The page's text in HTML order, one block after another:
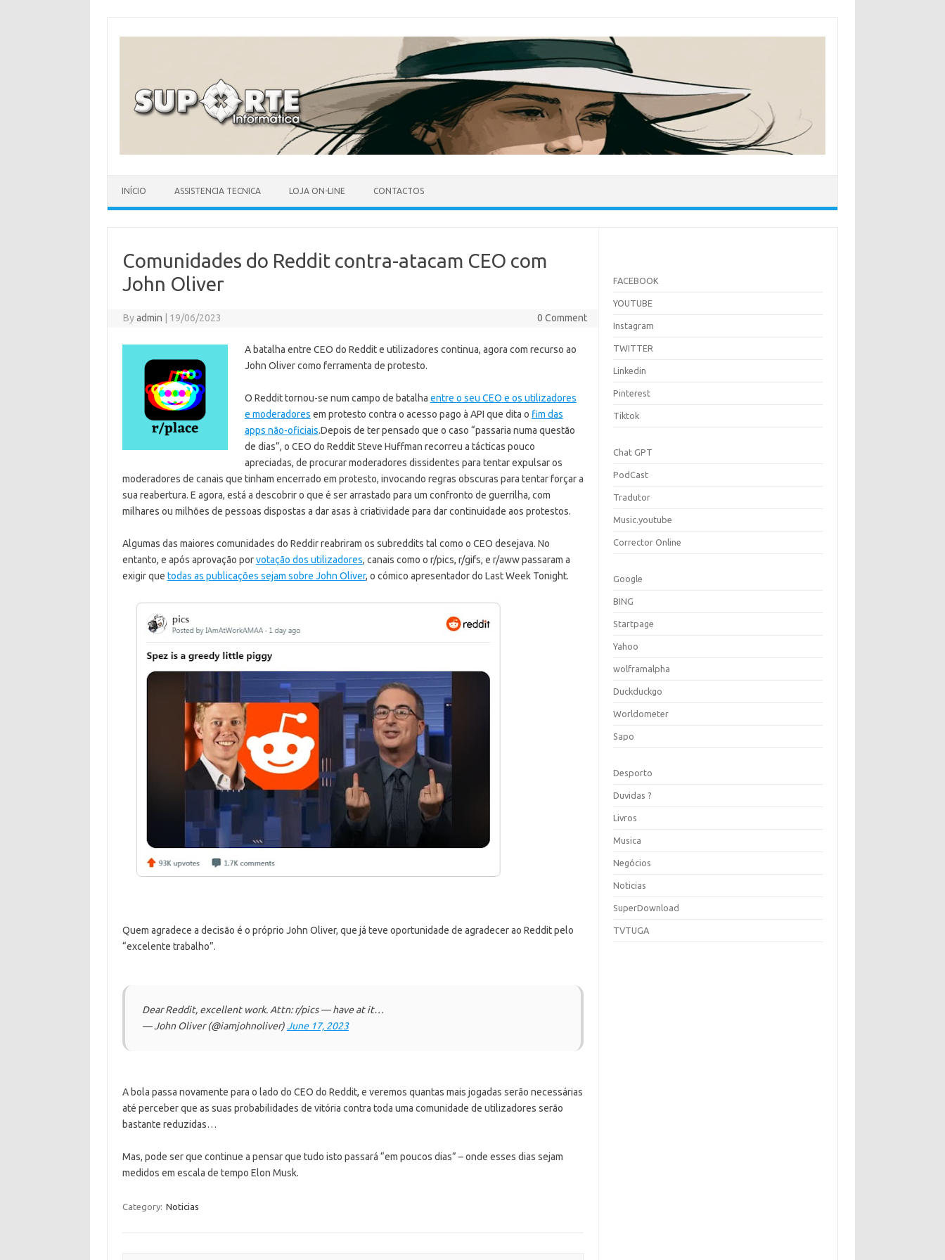
INÍCIO ASSISTENCIA TECNICA LOJA ON-LINE CONTACTOS
Comunidades do Reddit contra-atacam CEO com
John Oliver
Byadmin 19/06/2023 0 Comment
A batalha entre CEO do Reddit e utilizadores continua, agora com recurso ao
John Oliver como ferramenta de protesto.
O Reddit tornou-se num campo de batalha entre o seu CEO e os utilizadores
e moderadores em protesto contra o acesso pago à API que dita o fim das
apps não-oficiais.Depois de ter pensado que o caso “passaria numa questão
de dias”, o CEO do Reddit Steve Huffman recorreu a tácticas pouco
apreciadas, de procurar moderadores dissidentes para tentar expulsar os
moderadores de canais que tinham encerrado em protesto, invocando regras obscuras para tentar forçar a
sua reabertura. E agora, está a descobrir o que é ser arrastado para um confronto de guerrilha, com
milhares ou milhões de pessoas dispostas a dar asas à criatividade para dar continuidade aos protestos.
Algumas das maiores comunidades do Reddir reabriram os subreddits tal como o CEO desejava. No
entanto, e após aprovação porvotação dos utilizadores, canais como o r/pics, r/gifs, e r/aww passaram a
exigir que todas as publicações sejam sobre John Oliver, o cómico apresentador do Last Week Tonight.
Quem agradece a decisão é o próprio John Oliver, que já teve oportunidade de agradecer ao Reddit pelo
“excelente trabalho”.
Dear Reddit, excellent work. Attn: r/pics — have at it…
— John Oliver (@iamjohnoliver)June 17, 2023
A bola passa novamente para o lado do CEO do Reddit, e veremos quantas mais jogadas serão necessárias
até perceber que as suas probabilidades de vitória contra toda uma comunidade de utilizadores serão
bastante reduzidas…
Mas, pode ser que continue a pensar que tudo isto passará “em poucos dias” – onde esses dias sejam
medidos em escala de tempo Elon Musk.
Category: Noticias
FACEBOOK
YOUTUBE
Instagram
TWITTER
Linkedin
Pinterest
Tiktok
Chat GPT
PodCast
Tradutor
Music.youtube
Corrector Online
Google
BING
Startpage
Yahoo
wolframalpha
Duckduckgo
Worldometer
Sapo
Desporto
Duvidas ?
Livros
Musica
Negócios
Noticias
SuperDownload
TVTUGA